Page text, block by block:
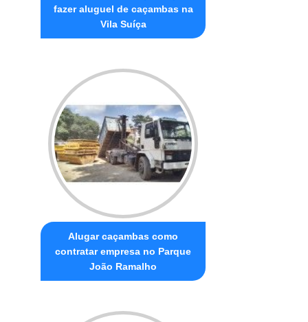
fazer aluguel de caçambas na
Vila Suíça
Alugar caçambas como
contratar empresa no Parque
João Ramalho